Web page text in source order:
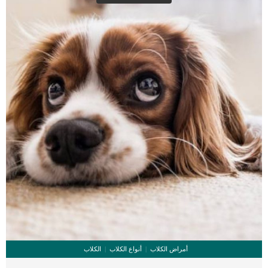
أمكن _قم بعمل فيديو لحلقة الإغماء ، والذي قد يوفر معلومات إضافية. اقرا ايضا: الانيميا
الناتجة عن […]
أمراض الكلاب أنواع الكلاب الكلاب